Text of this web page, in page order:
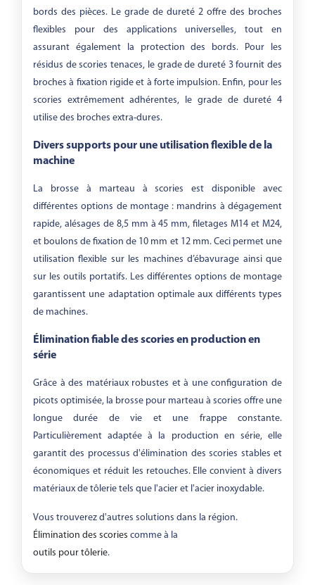
bords des pièces. Le grade de dureté 2 offre des broches
flexibles pour des applications universelles, tout en
assurant également la protection des bords. Pour les
résidus de scories tenaces, le grade de dureté 3 fournit des
broches à fixation rigide et à forte impulsion. Enfin, pour les
scories extrêmement adhérentes, le grade de dureté 4
utilise des broches extra-dures.
Divers supports pour une utilisation flexible de la
machine
La brosse à marteau à scories est disponible avec
différentes options de montage : mandrins à dégagement
rapide, alésages de 8,5 mm à 45 mm, filetages M14 et M24,
et boulons de fixation de 10 mm et 12 mm. Ceci permet une
utilisation flexible sur les machines d’ébavurage ainsi que
sur les outils portatifs. Les différentes options de montage
garantissent une adaptation optimale aux différents types
de machines.
Élimination fiable des scories en production en
série
Grâce à des matériaux robustes et à une configuration de
picots optimisée, la brosse pour marteau à scories offre une
longue durée de vie et une frappe constante.
Particulièrement adaptée à la production en série, elle
garantit des processus d'élimination des scories stables et
économiques et réduit les retouches. Elle convient à divers
matériaux de tôlerie tels que l'acier et l'acier inoxydable.
Vous trouverez d'autres solutions dans la région.
Élimination des scories comme à la
outils pour tôlerie.